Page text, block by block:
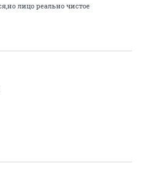
лицо реально чистое